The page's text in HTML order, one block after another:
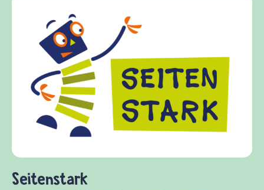
Seitenstark